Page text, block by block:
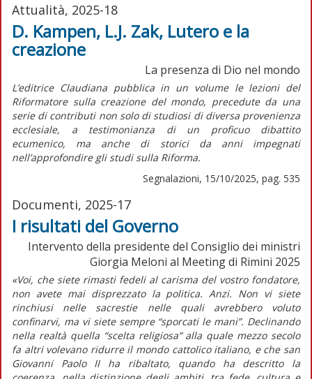
Attualità, 2025-18
D. Kampen, L.J. Zak, Lutero e la
creazione
La presenza di Dio nel mondo
L’editrice Claudiana pubblica in un volume le lezioni del
Riformatore sulla creazione del mondo, precedute da una
serie di contributi non solo di studiosi di diversa provenienza
ecclesiale, a testimonianza di un proficuo dibattito
ecumenico, ma anche di storici da anni impegnati
nell’approfondire gli studi sulla Riforma.
Segnalazioni, 15/10/2025, pag. 535
Documenti, 2025-17
I risultati del Governo
Intervento della presidente del Consiglio dei ministri
Giorgia Meloni al Meeting di Rimini 2025
«Voi, che siete rimasti fedeli al carisma del vostro fondatore,
non avete mai disprezzato la politica. Anzi. Non vi siete
rinchiusi nelle sacrestie nelle quali avrebbero voluto
confinarvi, ma vi siete sempre “sporcati le mani”. Declinando
nella realtà quella “scelta religiosa” alla quale mezzo secolo
fa altri volevano ridurre il mondo cattolico italiano, e che san
Giovanni Paolo II ha ribaltato, quando ha descritto la